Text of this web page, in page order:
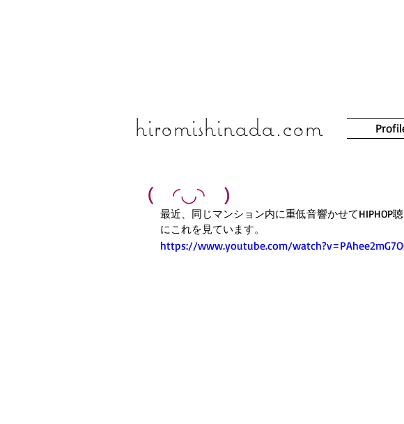
​​​​​​​hiromishinada.com
( ◜◡◝ )
最近、同じマンション内に重低音響かせてHIPHOP
にこれを見ています。
https://www.youtube.com/